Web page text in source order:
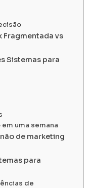
Fragmentada vs
Sistemas para
uma semana
de marketing
para
de